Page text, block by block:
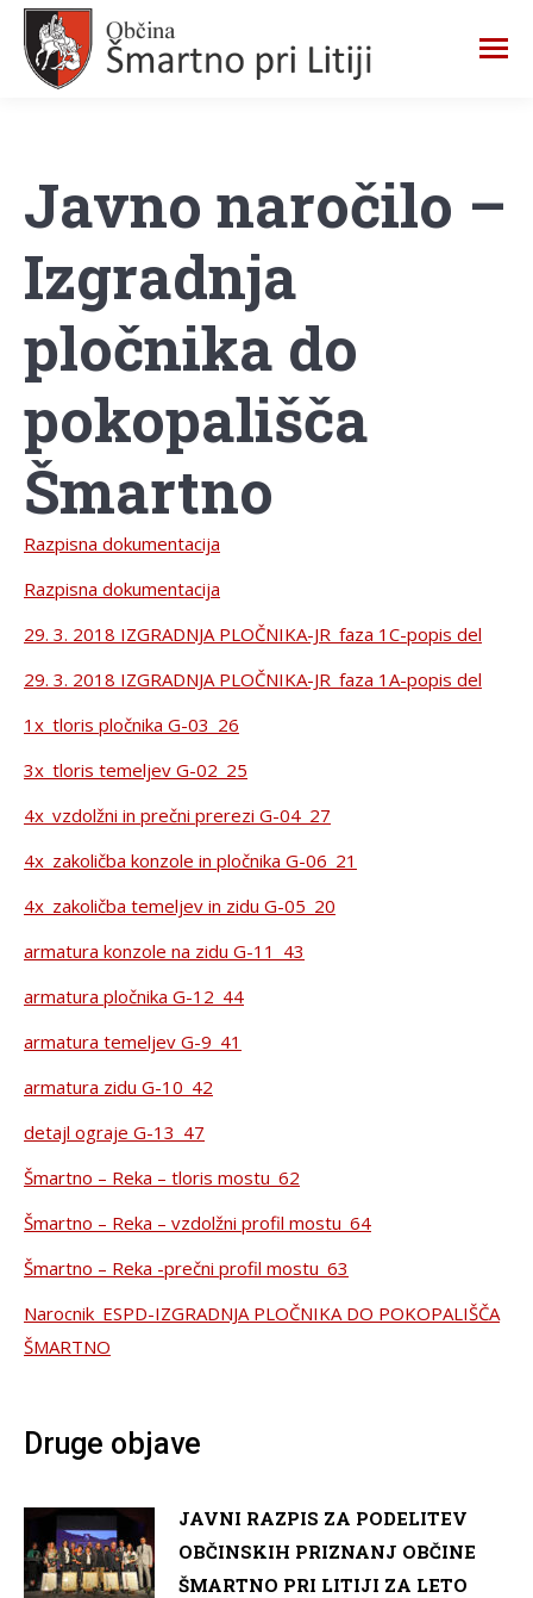
Javno naročilo –
Izgradnja
pločnika do
pokopališča
Šmartno
Razpisna dokumentacija
Razpisna dokumentacija
29. 3. 2018 IZGRADNJA PLOČNIKA-JR_faza 1C-popis del
29. 3. 2018 IZGRADNJA PLOČNIKA-JR_faza 1A-popis del
1x_tloris pločnika G-03_26
3x_tloris temeljev G-02_25
4x_vzdolžni in prečni prerezi G-04_27
4x_zakoličba konzole in pločnika G-06_21
4x_zakoličba temeljev in zidu G-05_20
armatura konzole na zidu G-11_43
armatura pločnika G-12_44
armatura temeljev G-9_41
armatura zidu G-10_42
detajl ograje G-13_47
Šmartno – Reka – tloris mostu_62
Šmartno – Reka – vzdolžni profil mostu_64
Šmartno – Reka -prečni profil mostu_63
Narocnik_ESPD-IZGRADNJA PLOČNIKA DO POKOPALIŠČA
ŠMARTNO
Druge objave
JAVNI RAZPIS ZA PODELITEV
OBČINSKIH PRIZNANJ OBČINE
ŠMARTNO PRI LITIJI ZA LETO